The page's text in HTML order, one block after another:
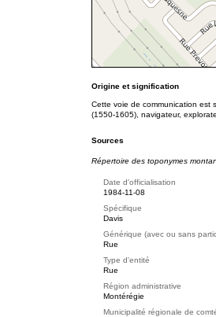
Origine et signification
Cette voie de communication est
(1550-1605), navigateur,
Sources
Répertoire des toponymes
Date d'officialisation
1984-11-08
Spécifique
Davis
Générique (avec ou sans
Rue
Type d'entité
Rue
Région administrative
Montérégie
Municipalité régionale de